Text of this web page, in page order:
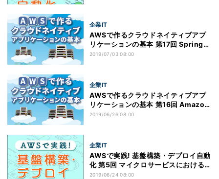
企業IT
AWSで作るクラウドネイティブアプ
リケーションの基本 第17回 Spring
Data DynamoDBを用いたアプリケー
2019/07/03 08:00
企業IT
AWSで作るクラウドネイティブアプ
リケーションの基本 第16回 Amazon
DynamoDBの概要および構築と認証
2019/06/26 08:00
企業IT
AWSで実践! 基盤構築・デプロイ自動
化 第5回 マイクロサービスにおける単
体テスト(前編)
2019/06/24 08:00